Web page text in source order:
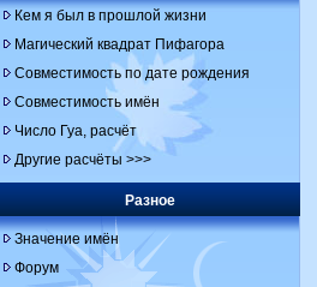
Кем я был в прошлой жизни
Магический квадрат Пифагора
Совместимость по дате рождения
Совместимость имён
Число Гуа, расчёт
Другие расчёты >>>
Разное
Значение имён
Форум